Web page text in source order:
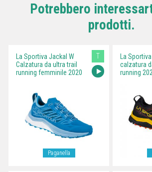
Potrebbero
prodotti.
La Sportiva Jackal W
Calzatura da ultra trail
running femminile 2020
T
Paganella
La
calzatura
running